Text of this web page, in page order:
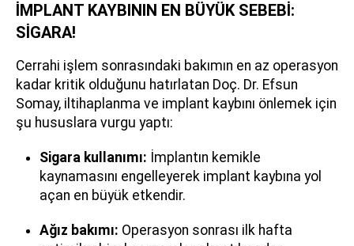
İMPLANT KAYBININ EN BÜYÜK SEBEBİ:
SİGARA!
Cerrahi işlem sonrasındaki bakımın en az operasyon
kadar kritik olduğunu hatırlatan Doç. Dr. Efsun
Somay, iltihaplanma ve implant kaybını önlemek için
şu hususlara vurgu yaptı:
Sigara kullanımı: İmplantın kemikle
kaynamasını engelleyerek implant kaybına yol
açan en büyük etkendir.
Ağız bakımı: Operasyon sonrası ilk hafta